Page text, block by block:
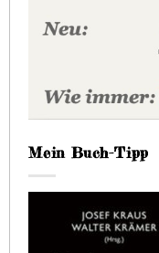
Mein Buch-Tipp